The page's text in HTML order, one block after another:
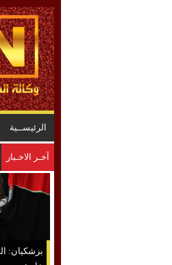
الرئيســية
آخـر الاخـبار
بزشكيان: